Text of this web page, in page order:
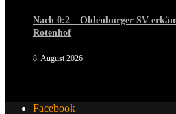
Nach 0:2 – Oldenburger SV
Rotenhof
8. August 2026
Facebook